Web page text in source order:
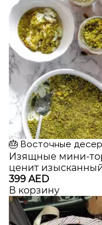
🎂 Восточные
Изящные мини-
ценит
399 AED
В корзину